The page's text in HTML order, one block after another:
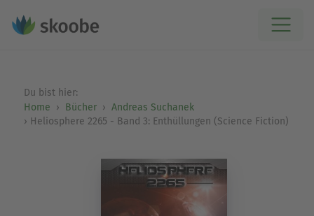
Du bist hier:
Home
Bücher
Andreas Suchanek
Heliosphere 2265 - Band 3: Enthüllungen (Science Fiction)